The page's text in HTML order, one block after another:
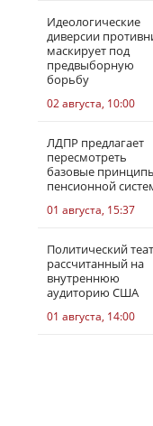
Идеологические
диверсии
маскирует под
предвыборную
борьбу
02 августа, 10:00
ЛДПР предлагает
пересмотреть
базовые
пенсионной
01 августа, 15:37
Политический
рассчитанный на
внутреннюю
аудиторию США
01 августа, 14:00